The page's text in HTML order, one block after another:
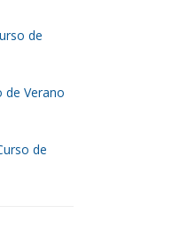
de
de Verano
de